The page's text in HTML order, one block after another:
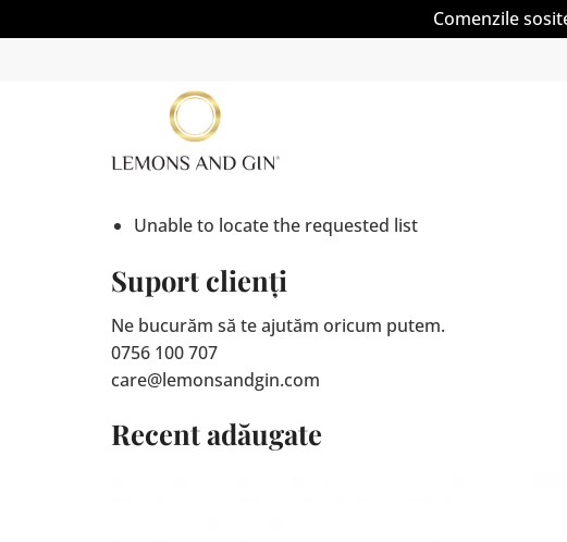
Comenzile
Unable to locate the requested list
Suport clienți
Ne bucurăm să te ajutăm oricum putem.
0756 100 707
care@lemonsandgin.com
Recent adăugate